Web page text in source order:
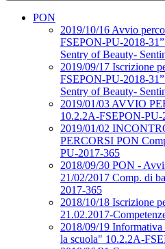
PON
2019/10/16 Avvio
FSEPON-PU-2018-
Sentry of Beauty-
2019/09/17 Iscrizione
FSEPON-PU-2018-
Sentry of Beauty-
2019/01/03 AVVIO
10.2.2A-FSEPON-PU-
2019/01/02
PERCORSI PON
PU-2017-365
2018/09/30 PON -
21/02/2017 Comp. di
2017-365
2018/10/18 Iscrizione
21.02.2017-
2018/09/19
la scuola" 10.2.2A-